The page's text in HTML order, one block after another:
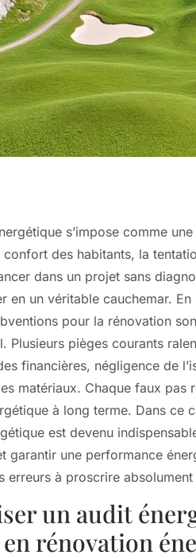
s’impose comme
des habitants, la
dans un projet sans
en un véritable cauchemar.
pour la rénovation
Plusieurs pièges courants
financières, négligence de
matériaux. Chaque faux pas
à long terme. Dans
est devenu
garantir une performance
erreurs à proscrire
un audit
rénovation